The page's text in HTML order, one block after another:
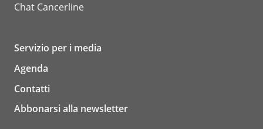
Chat Cancerline
Servizio per i media
Agenda
Contatti
Abbonarsi alla newsletter